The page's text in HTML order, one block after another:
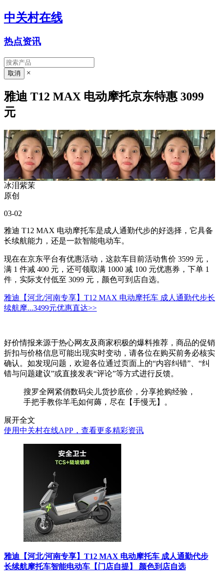
中关村在线
热点资讯
×
雅迪 T12 MAX 电动摩托京东特惠 3099
元
冰泪紫茉
原创
03-02
雅迪 T12 MAX 电动摩托车是成人通勤代步的好选择，它具备
长续航能力，还是一款智能电动车。
现在在京东平台有优惠活动，这款车目前活动售价 3599 元，
满 1 件减 400 元，还可领取满 1000 减 100 元优惠券，下单 1
件，实际支付低至 3099 元，颜色可到店自选。
雅迪【河北/河南专享】T12 MAX 电动摩托车 成人通勤代步长
续航摩...3499元优惠直达>>
好价情报来源于热心网友及商家积极的爆料推荐，商品的促销
折扣与价格信息可能出现实时变动，请各位在购买前务必核实
确认。如发现问题，欢迎各位通过页面上的“内容纠错”、“纠
错与问题建议”或直接发表“评论”等方式进行反馈。
搜罗全网紧俏数码尖儿货抄底价，分享抢购经验，
手把手教你羊毛如何薅，尽在【手慢无】。
展开全文
使用中关村在线APP，查看更多精彩资讯
雅迪【河北/河南专享】T12 MAX 电动摩托车 成人通勤代步
长续航摩托车智能电动车【门店自提】 颜色到店自选